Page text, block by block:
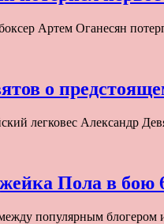
Артем Оганесян
о
легковес Александр
Пола в бою
популярным